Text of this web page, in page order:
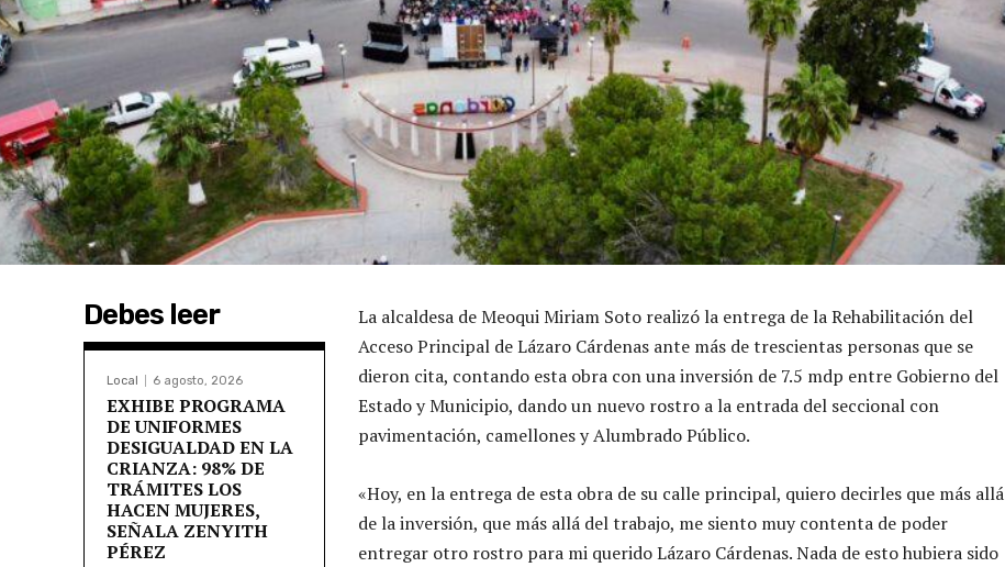
Debes leer
Local 6 agosto, 2026
EXHIBE PROGRAMA
DE UNIFORMES
DESIGUALDAD EN LA
CRIANZA: 98% DE
TRÁMITES LOS
HACEN MUJERES,
SEÑALA ZENYITH
PÉREZ
La alcaldesa de Meoqui Miriam Soto realizó la entrega de la Rehabilitación del
Acceso Principal de Lázaro Cárdenas ante más de trescientas personas que se
dieron cita, contando esta obra con una inversión de 7.5 mdp entre Gobierno del
Estado y Municipio, dando un nuevo rostro a la entrada del seccional con
pavimentación, camellones y Alumbrado Público.
«Hoy, en la entrega de esta obra de su calle principal, quiero decirles que más allá
de la inversión, que más allá del trabajo, me siento muy contenta de poder
entregar otro rostro para mi querido Lázaro Cárdenas. Nada de esto hubiera sido